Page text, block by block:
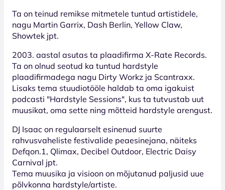
Ta on teinud remikse mitmetele tuntud artistidele,
nagu Martin Garrix, Dash Berlin, Yellow Claw,
Showtek jpt.
2003. aastal asutas ta plaadifirma X-Rate Records.
Ta on olnud seotud ka tuntud hardstyle
plaadifirmadega nagu Dirty Workz ja Scantraxx.
Lisaks tema stuudiotööle haldab ta oma igakuist
podcasti "Hardstyle Sessions", kus ta tutvustab uut
muusikat, oma sette ning mõtteid hardstyle arengust.
DJ Isaac on regulaarselt esinenud suurte
rahvusvaheliste festivalide peaesinejana, näiteks
Defqon.1, Qlimax, Decibel Outdoor, Electric Daisy
Carnival jpt.
Tema muusika ja visioon on mõjutanud paljusid uue
põlvkonna hardstyle/artiste.